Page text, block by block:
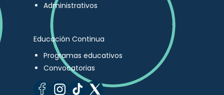
Administrativos
Educación Continua
Programas educativos
Convocatorias